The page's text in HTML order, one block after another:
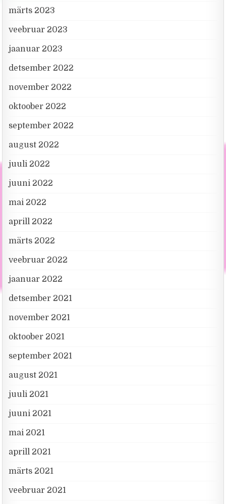
märts 2023
veebruar 2023
jaanuar 2023
detsember 2022
november 2022
oktoober 2022
september 2022
august 2022
juuli 2022
juuni 2022
mai 2022
aprill 2022
märts 2022
veebruar 2022
jaanuar 2022
detsember 2021
november 2021
oktoober 2021
september 2021
august 2021
juuli 2021
juuni 2021
mai 2021
aprill 2021
märts 2021
veebruar 2021